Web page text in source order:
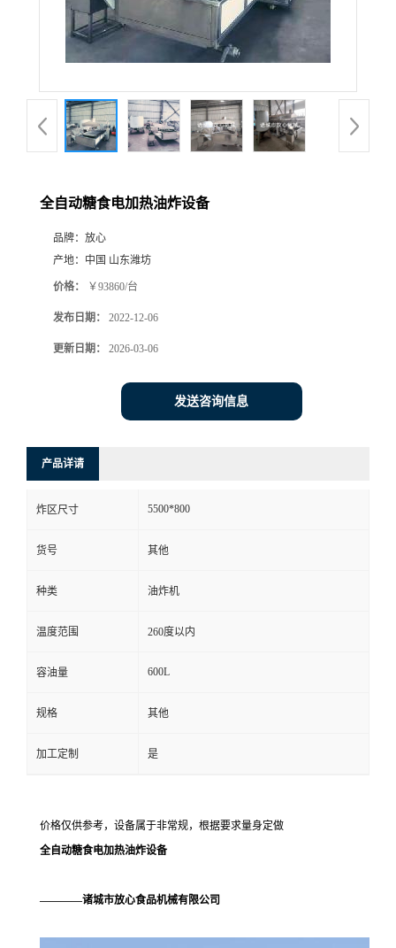
全自动糖食电加热油炸设备
品牌： 放心
产地： 中国 山东潍坊
价格： ￥93860/台
发布日期： 2022-12-06
更新日期： 2026-03-06
发送咨询信息
产品详请
炸区尺寸 5500*800
货号 其他
种类 油炸机
温度范围 260度以内
容油量 600L
规格 其他
加工定制 是
价格仅供参考，设备属于非常规，根据要求量身定做
全自动糖食电加热油炸设备
————诸城市放心食品机械有限公司